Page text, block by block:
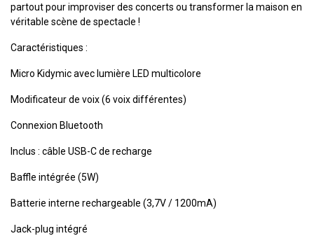
partout pour improviser des concerts ou transformer la maison en
véritable scène de spectacle !
Caractéristiques :
Micro Kidymic avec lumière LED multicolore
Modificateur de voix (6 voix différentes)
Connexion Bluetooth
Inclus : câble USB-C de recharge
Baffle intégrée (5W)
Batterie interne rechargeable (3,7V / 1200mA)
Jack-plug intégré